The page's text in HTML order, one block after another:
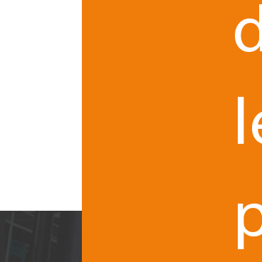
Devant l’insécurité
pas se fier d’emblée au dit barème.
concordantes. C’est ainsi, avec